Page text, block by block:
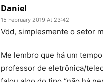
Daniel
15 February 2019 At 23:42
Vdd, simplesmente o setor
Me lembro que há um
professor de eletrônica/